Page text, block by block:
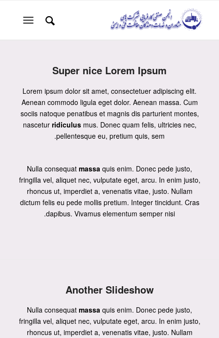
Super nice Lorem Ipsum
Lorem ipsum dolor sit amet, consectetuer adipiscing elit.
Aenean commodo ligula eget dolor. Aenean massa. Cum
sociis natoque penatibus et magnis dis parturient montes,
nascetur ridiculusmus. Donec quam felis, ultricies nec,
pellentesque eu, pretium quis, sem.
Nulla consequat massa quis enim. Donec pede justo,
fringilla vel, aliquet nec, vulputate eget, arcu. In enim justo,
rhoncus ut, imperdiet a, venenatis vitae, justo. Nullam
dictum felis eu pede mollis pretium. Integer tincidunt. Cras
dapibus. Vivamus elementum semper nisi.
Another Slideshow
Nulla consequat massa quis enim. Donec pede justo,
fringilla vel, aliquet nec, vulputate eget, arcu. In enim justo,
rhoncus ut, imperdiet a, venenatis vitae, justo. Nullam